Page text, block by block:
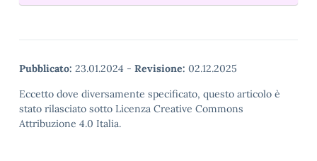
Pubblicato: 23.01.2024 - Revisione: 02.12.2025
Eccetto dove diversamente specificato, questo articolo è
stato rilasciato sotto Licenza Creative Commons
Attribuzione 4.0 Italia.